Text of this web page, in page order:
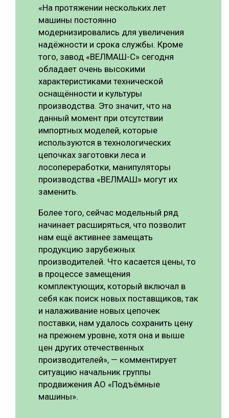
«На протяжении нескольких лет
машины постоянно
модернизировались для увеличения
надёжности и срока службы. Кроме
того, завод «ВЕЛМАШ-С» сегодня
обладает очень высокими
характеристиками технической
оснащённости и культуры
производства. Это значит, что на
данный момент при отсутствии
импортных моделей, которые
используются в технологических
цепочках заготовки леса и
лосопереработки, манипуляторы
производства «ВЕЛМАШ» могут их
заменить.
Более того, сейчас модельный ряд
начинает расширяться, что позволит
нам ещё активнее замещать
продукцию зарубежных
производителей. Что касается цены, то
в процессе замещения
комплектующих, который включал в
себя как поиск новых поставщиков, так
и налаживание новых цепочек
поставки, нам удалось сохранить цену
на прежнем уровне, хотя она и выше
цен других отечественных
производителей», — комментирует
ситуацию начальник группы
продвижения АО «Подъёмные
машины».